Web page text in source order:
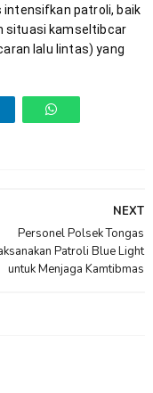
intensifkan patroli, baik
situasi kamseltibcar
lalu lintas) yang
NEXT
Personel Polsek Tongas
Patroli Blue Light
untuk Menjaga Kamtibmas